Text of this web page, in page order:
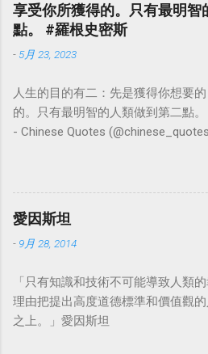
享受你所獲得的。只有最明智
點。 #羅根史密斯
- 5月 23, 2023
人生的目的有二：先是獲得你想要
的。只有最明智的人類做到第二點
- Chinese Quotes
愛因斯坦
- 9月 28, 2014
「只有知識和技術不可能導致人類
理由把提出高度道德標準和價值觀
之上。」愛因斯坦